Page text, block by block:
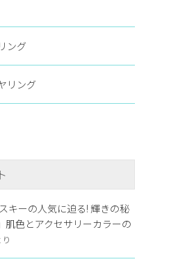
ング
リング
キーの人気に迫る! 輝きの秘
肌色とアクセサリーカラーの